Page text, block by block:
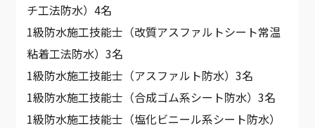
チ工法防水）4名
1級防水施工技能士（改質アスファルトシート常温
粘着工法防水）3名
1級防水施工技能士（アスファルト防水）3名
1級防水施工技能士（合成ゴム系シート防水）3名
1級防水施工技能士（塩化ビニール系シート防水）